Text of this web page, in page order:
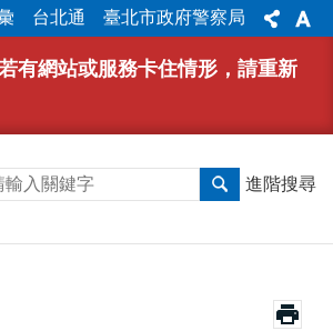
台北通 臺北市政府警察局
有網站或服務卡住情形，請重新
進階搜尋